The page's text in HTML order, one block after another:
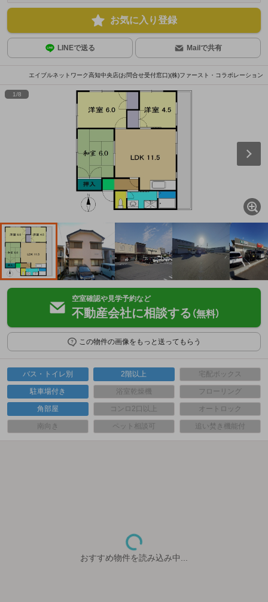
お気に入り登録
LINEで送る Mailで共有
エイブルネットワーク高知中央店(お問合せ受付窓口)(株)ファースト・コラボレーション
1/8
空室確認や見学予約など
不動産会社に相談する （無料）
この物件の画像をもっと送ってもらう
バス・トイレ別 2階以上 宅配ボックス
駐車場付き 浴室乾燥機 フローリング
角部屋 コンロ2口以上 オートロック
南向き ペット相談可 追い焚き機能付
おすすめ物件を読み込み中...